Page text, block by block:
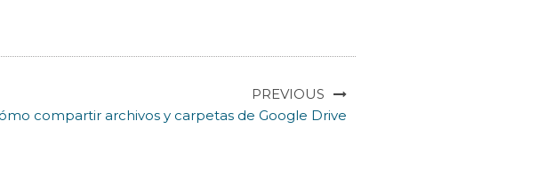
PREVIOUS
compartir archivos y carpetas de Google Drive